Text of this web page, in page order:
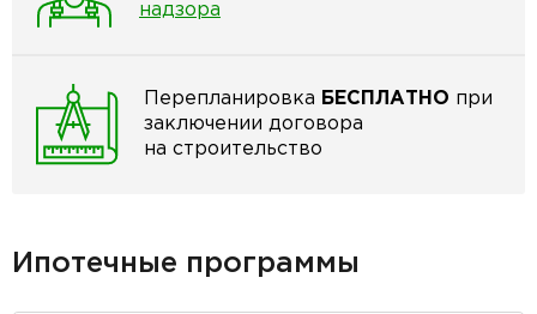
надзора
Перепланировка БЕСПЛАТНО при
заключении договора
на строительство
Ипотечные программы